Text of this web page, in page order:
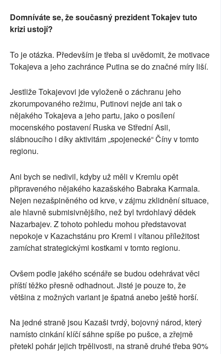
Domníváte se, že současný prezident Tokajev tuto
krizi ustojí?
To je otázka. Především je třeba si uvědomit, že motivace
Tokajeva a jeho zachránce Putina se do značné míry liší.
Jestliže Tokajevovi jde vyloženě o záchranu jeho
zkorumpovaného režimu, Putinovi nejde ani tak o
nějakého Tokajeva a jeho partu, jako o posílení
mocenského postavení Ruska ve Střední Asii,
slábnoucího i díky aktivitám „spojenecké“ Číny v tomto
regionu.
Ani bych se nedivil, kdyby už měli v Kremlu opět
připraveného nějakého kazašského Babraka Karmala.
Nejen nezašpiněného od krve, v zájmu zklidnění situace,
ale hlavně submisivnějšího, než byl tvrdohlavý dědek
Nazarbajev. Z tohoto pohledu mohou představovat
nepokoje v Kazachstánu pro Kreml i vítanou příležitost
zamíchat strategickými kostkami v tomto regionu.
Ovšem podle jakého scénáře se budou odehrávat věci
příští těžko přesně odhadnout. Jisté je pouze to, že
většina z možných variant je špatná anebo ještě horší.
Na jedné straně jsou Kazaši tvrdý, bojovný národ, který
namísto cinkání klíčí sáhne spíše po pušce, a zřejmě
přetekl pohár jejich trpělivosti, na straně druhé třeba 90%